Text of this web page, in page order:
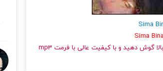
و قدیمی سیما بینا | Sima Bina را به راحتی و با سرعت بالا گوش دهید و با کیفیت عالی با فرمت mp3